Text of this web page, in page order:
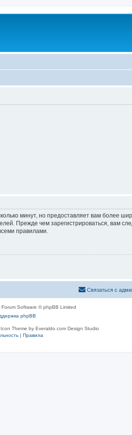
минут, но предоставляет вам более
Прежде чем зарегистрироваться, вам
правилами.
Связаться с
Forum Software © phpBB Limited
phpBB
Icon Theme by Everaldo.com Design Studio
| Правила